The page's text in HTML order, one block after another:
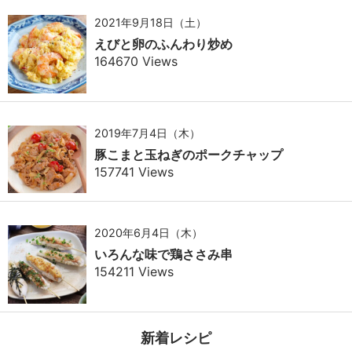
2021年9月18日（土）
えびと卵のふんわり炒め
164670 Views
2019年7月4日（木）
豚こまと玉ねぎのポークチャップ
157741 Views
2020年6月4日（木）
いろんな味で鶏ささみ串
154211 Views
新着レシピ